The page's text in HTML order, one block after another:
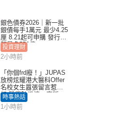
銀色債券2026｜新一批
銀債每手1萬元 最少4.25
厘 8.21起可申購 發行金
額最多550億
投資理財
2小時前
「你個frd廢！」JUPAS
放榜炫耀港大醫科Offer
名校女生囂張留言惹眾
怒 醫學院澄清：宣稱
「40.5分獲錄取」不符事
實｜Juicy叮
時事熱話
1小時前